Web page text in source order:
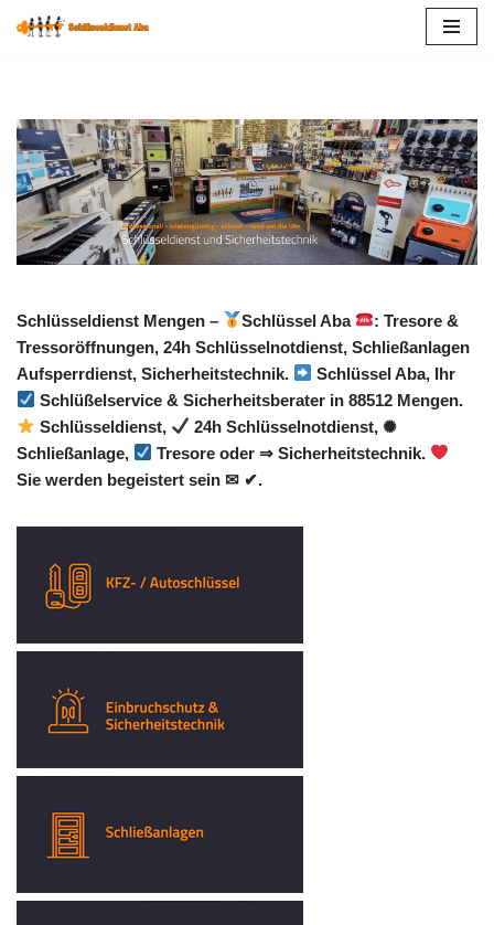
Schlüsseldienst Mengen – Schlüssel Aba
: Tresore &
Tressoröffnungen, 24h Schlüsselnotdienst, Schließanlagen
Aufsperrdienst, Sicherheitstechnik.
Schlüssel Aba, Ihr
Schlüßelservice & Sicherheitsberater in 88512 Mengen.
Schlüsseldienst,
24h Schlüsselnotdienst, ✺
Schließanlage,
Tresore oder ⇒ Sicherheitstechnik.
Sie werden begeistert sein ✉ ✔.